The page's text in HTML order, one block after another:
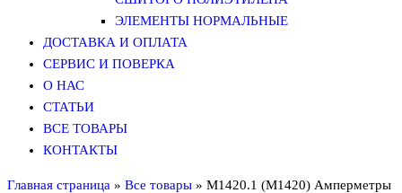
ЭЛЕМЕНТЫ НОРМАЛЬНЫЕ
ДОСТАВКА И ОПЛАТА
СЕРВИС И ПОВЕРКА
О НАС
СТАТЬИ
ВСЕ ТОВАРЫ
КОНТАКТЫ
Главная страница » Все товары » М1420.1 (М1420) Амперметры